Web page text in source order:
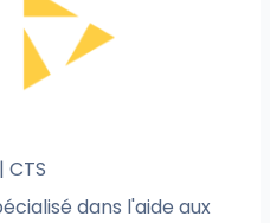
dans l'aide aux